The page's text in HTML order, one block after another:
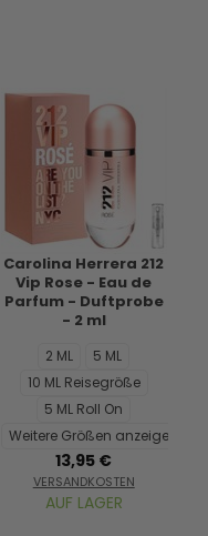
Carolina Herrera 212
Vip Rose - Eau de
Parfum - Duftprobe
- 2 ml
2 ML
5 ML
10 ML Reisegröße
5 ML Roll On
Weitere Größen anzeigen...
13,95 €
VERSANDKOSTEN
AUF LAGER